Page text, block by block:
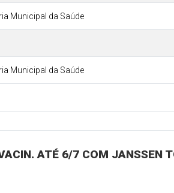
Municipal da Saúde
Municipal da Saúde
ATÉ 6/7 COM JANSSEN